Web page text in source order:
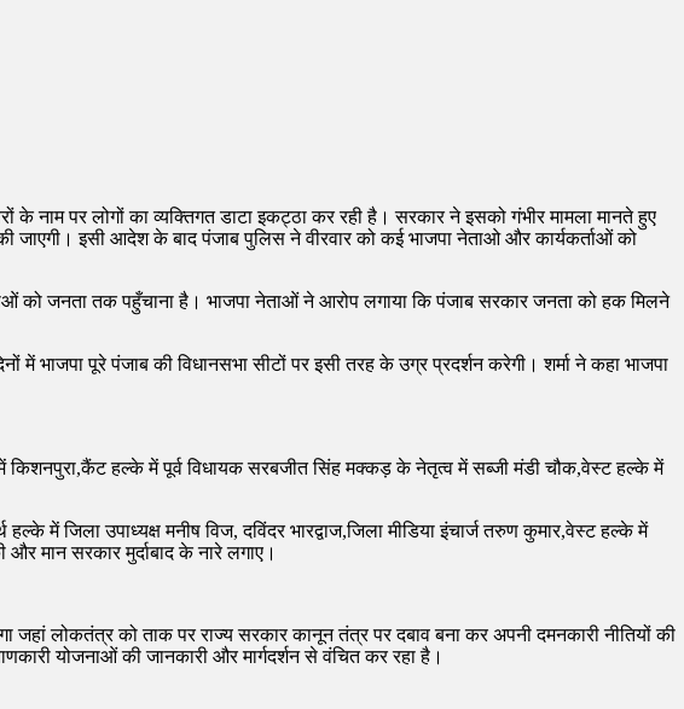
के नाम पर लोगों का व्यक्तिगत डाटा इकट्ठा कर रही है। सरकार ने इसको गंभीर मामला मानते हुए
जाएगी। इसी आदेश के बाद पंजाब पुलिस ने वीरवार को कई भाजपा नेताओ और कार्यकर्ताओं को
को जनता तक पहुँचाना है। भाजपा नेताओं ने आरोप लगाया कि पंजाब सरकार जनता को हक मिलने
भाजपा पूरे पंजाब की विधानसभा सीटों पर इसी तरह के उग्र प्रदर्शन करेगी। शर्मा ने कहा भाजपा
किशनपुरा,कैंट हल्के में पूर्व विधायक सरबजीत सिंह मक्कड़ के नेतृत्व में सब्जी मंडी चौक,वेस्ट हल्के में
में जिला उपाध्यक्ष मनीष विज, दविंदर भारद्वाज,जिला मीडिया इंचार्ज तरुण कुमार,वेस्ट हल्के में
मान सरकार मुर्दाबाद के नारे लगाए।
लोकतंत्र को ताक पर राज्य सरकार कानून तंत्र पर दबाव बना कर अपनी दमनकारी नीतियों की
योजनाओं की जानकारी और मार्गदर्शन से वंचित कर रहा है।